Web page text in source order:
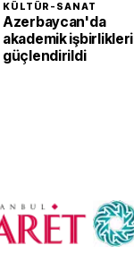
KÜLTÜR-SANAT
Azerbaycan'da
akademik işbirlikleri
güçlendirildi